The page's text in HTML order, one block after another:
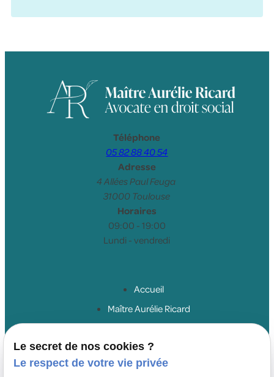
Téléphone
05 82 88 40 54
Adresse
4 Allées Paul Feuga
31000 Toulouse
Horaires
09:00 - 19:00
Lundi - vendredi
Accueil
Maître Aurélie Ricard
Droit du travail salariés
Droit du travail employeurs
Droit de la sécurité sociale
Le secret de nos cookies ?
Le respect de votre vie privée